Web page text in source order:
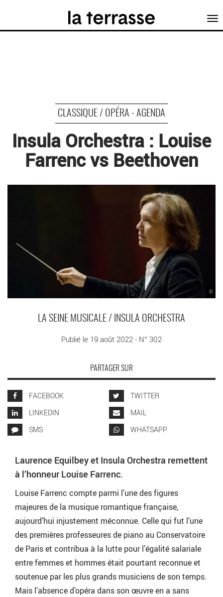
CLASSIQUE / OPÉRA - AGENDA
Insula Orchestra : Louise
Farrenc vs Beethoven
©
LA SEINE MUSICALE / INSULA ORCHESTRA
Publié le 19 août 2022 - N° 302
PARTAGER SUR
FACEBOOK
TWITTER
LINKEDIN
MAIL
SMS
WHATSAPP
Laurence Equilbey et Insula Orchestra remettent
à l’honneur Louise Farrenc.
Louise Farrenc compte parmi l’une des figures
majeures de la musique romantique française,
aujourd’hui injustement méconnue. Celle qui fut l’une
des premières professeures de piano au Conservatoire
de Paris et contribua à la lutte pour l’égalité salariale
entre femmes et hommes était pourtant reconnue et
soutenue par les plus grands musiciens de son temps.
Mais l’absence d’opéra dans son œuvre en a sans